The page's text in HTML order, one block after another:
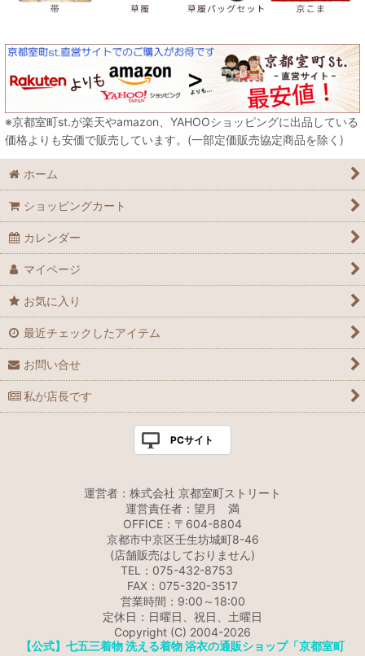
※京都室町st.が楽天やamazon、YAHOOショッピングに出品している
価格よりも安価で販売しています。(一部定価販売協定商品を除く)
ホーム
ショッピングカート
カレンダー
マイページ
お気に入り
最近チェックしたアイテム
お問い合せ
私が店長です
PCサイト
運営者：株式会社 京都室町ストリート
運営責任者：望月 満
OFFICE：〒604-8804
京都市中京区壬生坊城町8-46
(店舗販売はしておりません)
TEL：075-432-8753
FAX：075-320-3517
営業時間：9:00～18:00
定休日：日曜日、祝日、土曜日
Copyright (C) 2004-2026
【公式】七五三着物 洗える着物 浴衣の通販ショップ「京都室町